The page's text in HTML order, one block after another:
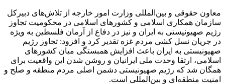
معاون حقوقی و بین‌المللی وزارت امور خارجه از تلاش‌های دبیرکل
سازمان همکاری اسلامی و کشورهای اسلامی در محکومیت تجاوز
رژیم صهیونیستی به ایران و نیز در دفاع از آرمان فلسطین به ویژه
در جریان نسل کشی مردم غزه تقدیر کرد و افزود: تجاوز رژیم
صهیونیستی به ایران باعث افزایش همبستگی میان کشورهای
اسلامی، ارتقا وحدت ملی ایرانیان و روشن شدن این واقعیت برای
همگان شد که رژیم صهیونیستی دشمن اصلی مردم منطقه و صلح و
امنیت منطقه‌ای و بین‌المللی است.